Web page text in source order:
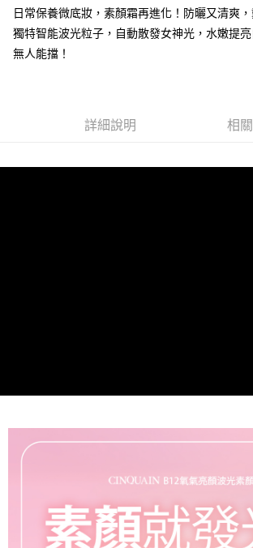
付款後全家取貨
付款後7-11取貨
日常保養微底妝，素顏霜再進化！防曬又清爽
獨特智能波光粒子，自動散發女神光，水嫩提
無人能擋！
詳細說明 相